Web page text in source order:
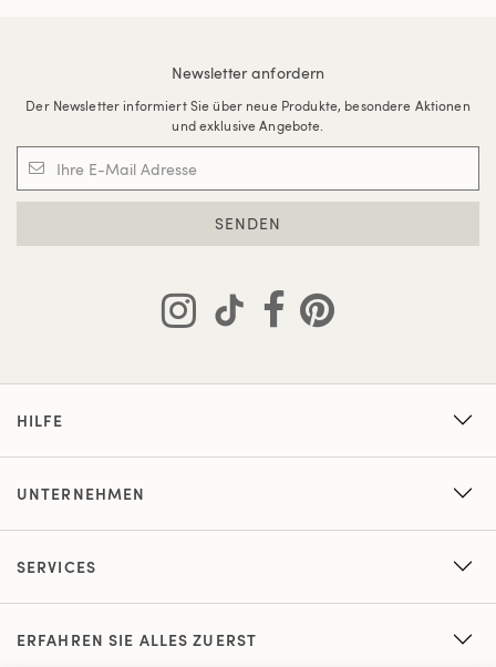
Newsletter anfordern
Der Newsletter informiert Sie über neue Produkte, besondere Aktionen
und exklusive Angebote.
SENDEN
HILFE
UNTERNEHMEN
SERVICES
ERFAHREN SIE ALLES ZUERST